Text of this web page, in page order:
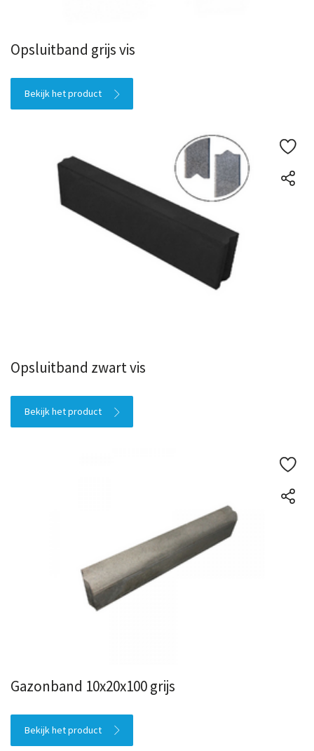
Opsluitband grijs vis
Bekijk het product
Opsluitband zwart vis
Bekijk het product
Gazonband 10x20x100 grijs
Bekijk het product